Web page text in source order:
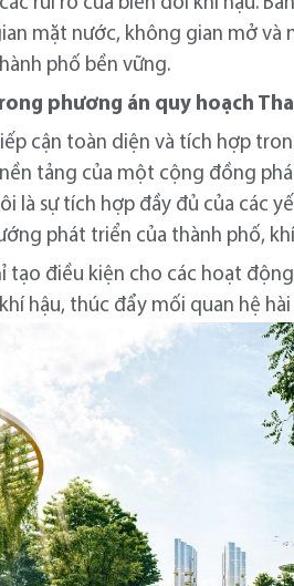
mặt nước, không gian mở và
phố bền vững.
phương án quy hoạch
cận toàn diện và tích hợp
tảng của một cộng đồng
sự tích hợp đầy đủ của các
phát triển của thành phố,
điều kiện cho các hoạt
hậu, thúc đẩy mối quan hệ